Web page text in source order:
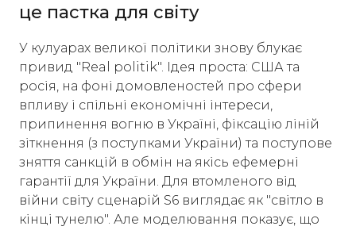
це пастка для світу
У кулуарах великої політики знову блукає
привид "Real politik". Ідея проста: США та
росія, на фоні домовленостей про сфери
впливу і спільні економічні інтереси,
припинення вогню в Україні, фіксацію ліній
зіткнення (з поступками України) та поступове
зняття санкцій в обмін на якісь ефемерні
гарантії для України. Для втомленого від
війни світу сценарій S6 виглядає як "світло в
кінці тунелю". Але моделювання показує, що